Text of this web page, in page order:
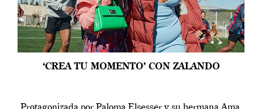
‘CREA TU MOMENTO’ CON ZALANDO